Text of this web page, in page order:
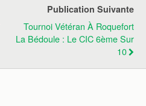
Publication Suivante
Tournoi Vétéran À Roquefort
La Bédoule : Le CIC 6ème Sur
10